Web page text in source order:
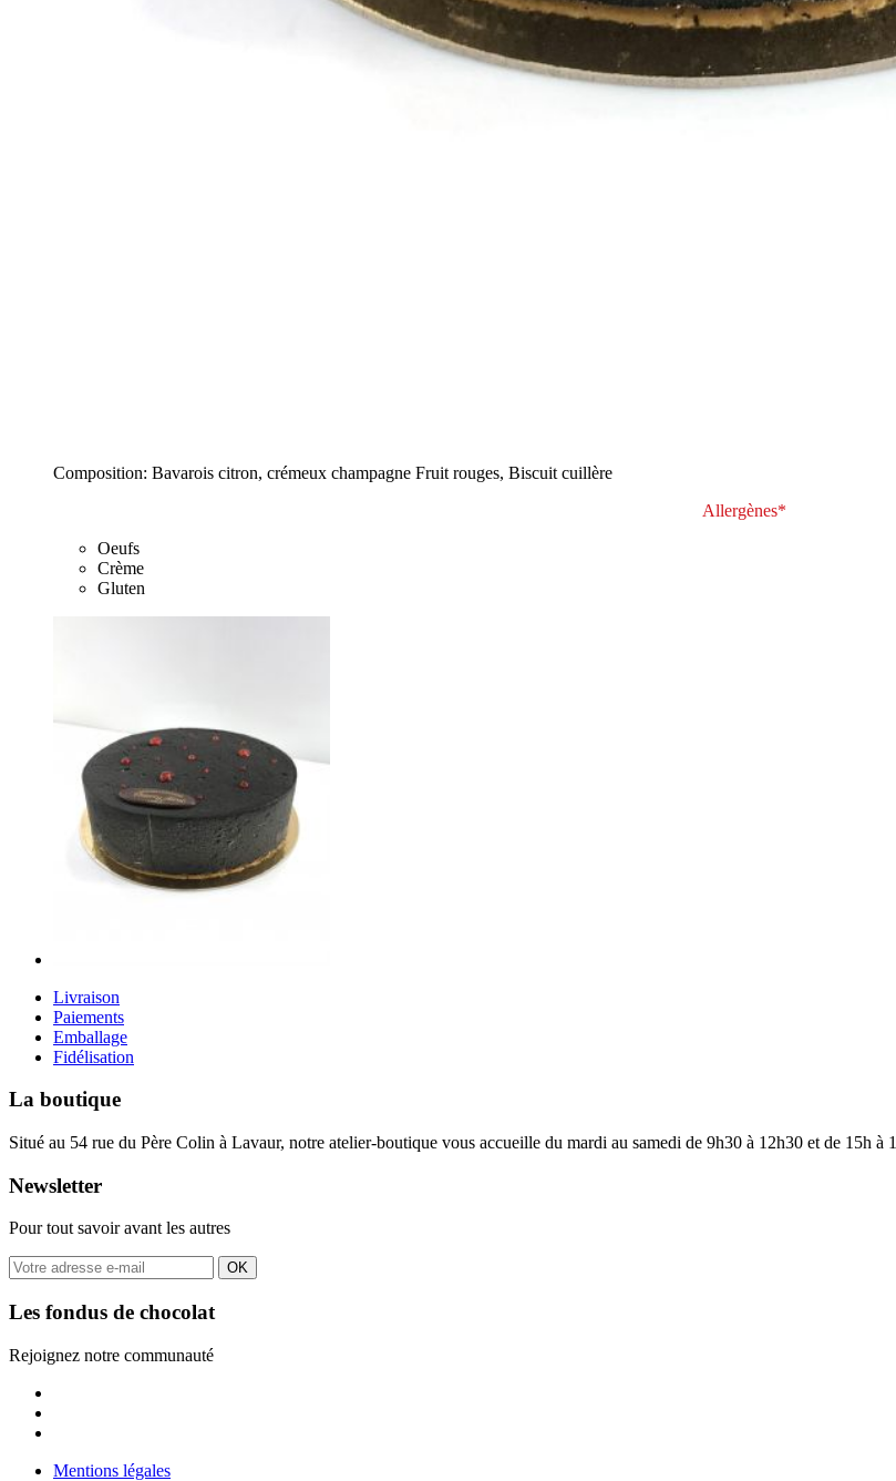
Composition: Bavarois citron, crémeux champagne Fruit rouges, Biscuit cuillère
Allergènes*
Oeufs
Crème
Gluten
Livraison
Paiements
Emballage
Fidélisation
La boutique
Situé au 54 rue du Père Colin à Lavaur, notre atelier-boutique vous accueille du mardi au samedi de 9h30 à 12h30 et de 15h à
Newsletter
Pour tout savoir avant les autres
OK
Les fondus de chocolat
Rejoignez notre communauté
Mentions légales